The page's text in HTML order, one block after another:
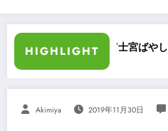
HIGHLIGHT
昭和40年富士宮ばやし保存発表会
Akimiya 2019年11月30日